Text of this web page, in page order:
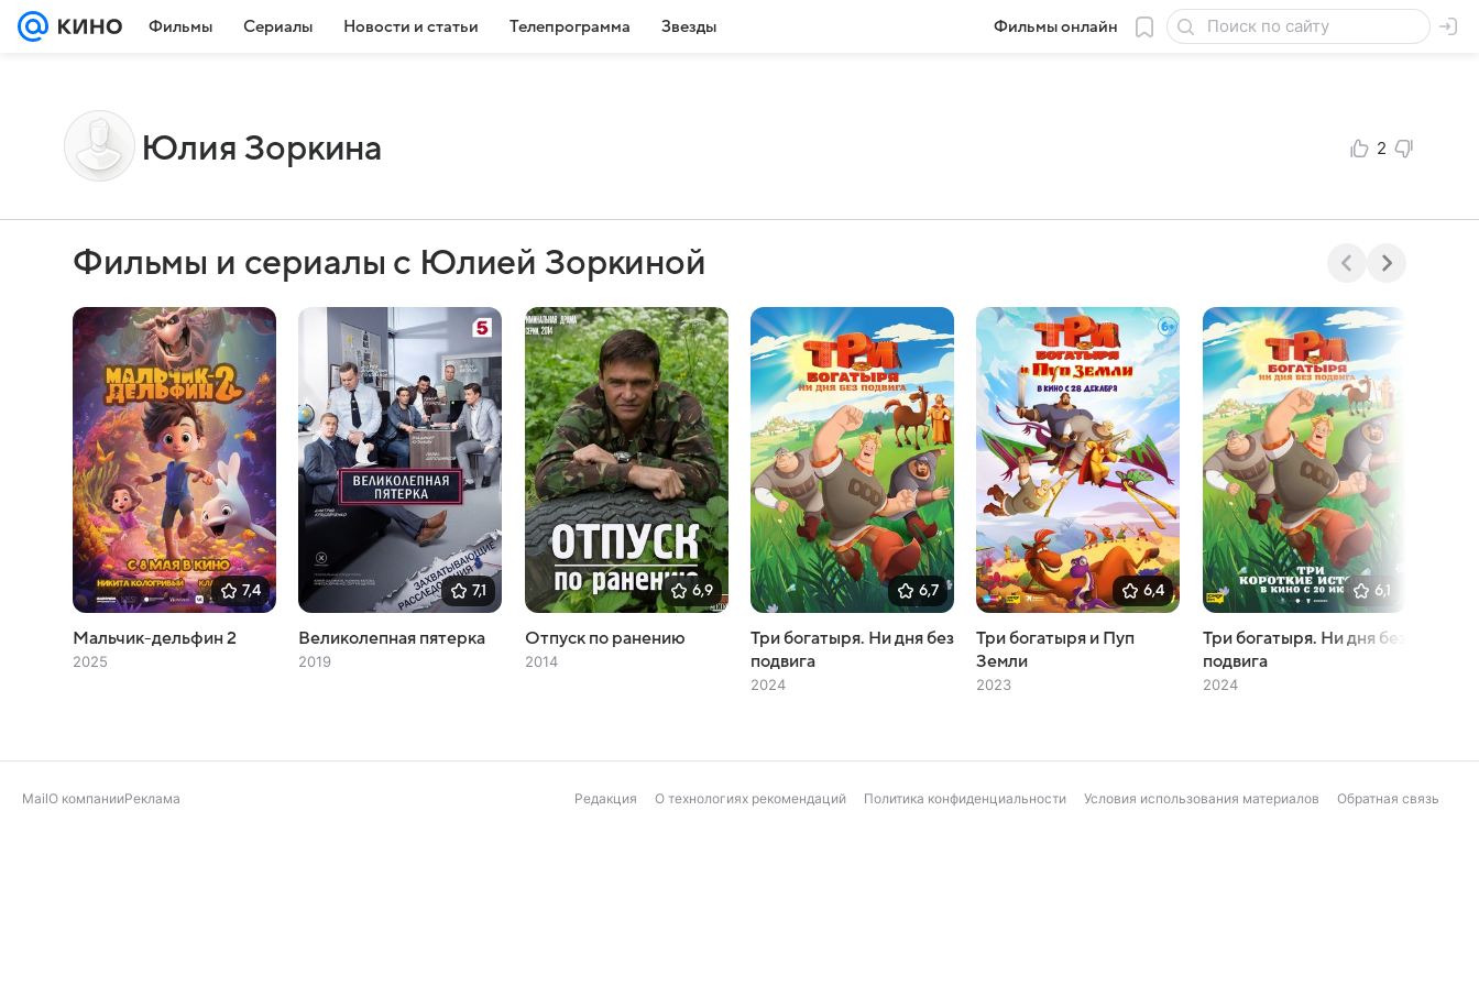
Фильмы Сериалы Новости и статьи Телепрограмма Звезды Фильмы онлайн
Юлия Зоркина 2
Фильмы и сериалы с Юлией Зоркиной
7,4
Мальчик-дельфин 2
2025
7,1
Великолепная пятерка
2019
6,9
Отпуск по ранению
2014
6,7
Три богатыря. Ни дня без
подвига
2024
6,4
Три богатыря и Пуп
Земли
2023
6,1
Три богатыря. Ни дня без
подвига
2024
MailО компанииРеклама Редакция О технологиях рекомендаций Политика конфиденциальности Условия использования материалов Обратная связь